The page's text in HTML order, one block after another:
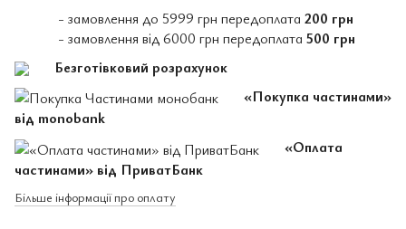
- замовлення до 5999 грн передоплата 200 грн
- замовлення від 6000 грн передоплата 500 грн
Безготівковий розрахунок
«Покупка частинами»
від monobank
«Оплата
частинами» від ПриватБанк
Більше інформації про оплату